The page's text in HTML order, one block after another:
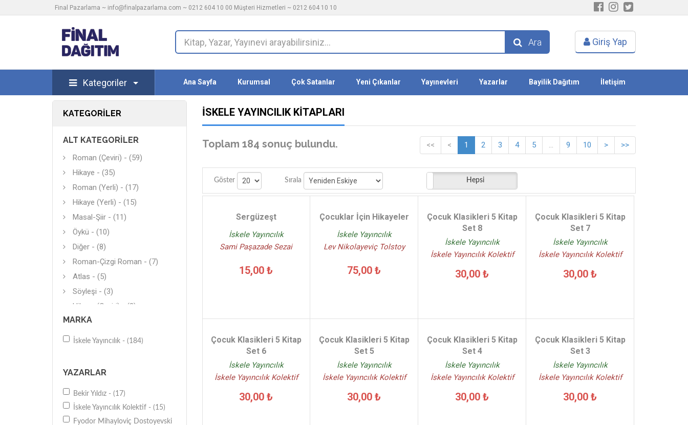
Final Pazarlama ~ info@finalpazarlama.com ~ 0212 604 10 00 Müşteri Hizmetleri ~ 0212 604 10 10
Ara Giriş Yap
Kategoriler Ana Sayfa Kurumsal Çok Satanlar Yeni Çıkanlar Yayınevleri Yazarlar Bayilik Dağıtım İletişim
KATEGORILER
ALT KATEGORILER
Roman (Çeviri) - (59)
Hikaye - (35)
Roman (Yerli) - (17)
Hikaye (Yerli) - (15)
Masal-Şiir - (11)
Öykü - (10)
Diğer - (8)
Roman-Çizgi Roman - (7)
Atlas - (5)
Söyleşi - (3)
Hikaye (Çeviri) - (3)
Şiir (Yerli) - (2)
Diğer - (1)
Araştırma-İnceleme - (1)
Referans Kitapları - (1)
MARKA
İskele Yayıncılık - (184)
YAZARLAR
Bekir Yıldız - (17)
İskele Yayıncılık Kolektif - (15)
Fyodor Mihayloviç Dostoyevski
İSKELE YAYINCILIK KITAPLARI
Toplam 184 sonuç bulundu. << < 1 2 3 4 5 ... 9 10 > >>
Göster Sırala Stoktakiler Hepsi
Sergüzeşt
İskele Yayıncılık
Sami Paşazade Sezai
15,00 ₺
Çocuklar İçin Hikayeler
İskele Yayıncılık
Lev Nikolayeviç Tolstoy
75,00 ₺
Çocuk Klasikleri 5 Kitap
Set 8
İskele Yayıncılık
İskele Yayıncılık Kolektif
30,00 ₺
Çocuk Klasikleri 5 Kitap
Set 7
İskele Yayıncılık
İskele Yayıncılık Kolektif
30,00 ₺
Çocuk Klasikleri 5 Kitap
Set 6
İskele Yayıncılık
İskele Yayıncılık Kolektif
30,00 ₺
Çocuk Klasikleri 5 Kitap
Set 5
İskele Yayıncılık
İskele Yayıncılık Kolektif
30,00 ₺
Çocuk Klasikleri 5 Kitap
Set 4
İskele Yayıncılık
İskele Yayıncılık Kolektif
30,00 ₺
Çocuk Klasikleri 5 Kitap
Set 3
İskele Yayıncılık
İskele Yayıncılık Kolektif
30,00 ₺